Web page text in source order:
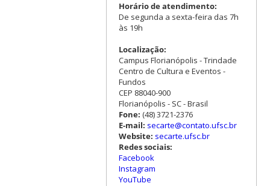
Horário de atendimento:
De segunda a sexta-feira das 7h
às 19h
Localização:
Campus Florianópolis - Trindade
Centro de Cultura e Eventos -
Fundos
CEP 88040-900
Florianópolis - SC - Brasil
Fone: (48) 3721-2376
E-mail: secarte@contato.ufsc.br
Website: secarte.ufsc.br
Redes sociais:
Facebook
Instagram
YouTube